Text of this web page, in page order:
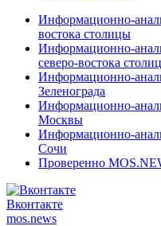
Информационно-
востока столицы
Информационно-
северо-востока
Информационно-
Зеленограда
Информационно-
Москвы
Информационно-
Сочи
Проверенно
Вконтакте
mos.news